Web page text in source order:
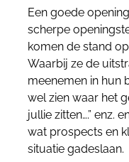
Een goede
scherpe
komen de stand
Waarbij ze de
meenemen in hun
wel zien waar het
jullie zitten….” enz.
wat prospects en
situatie gadeslaan.